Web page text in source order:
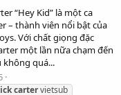
“Hey Kid” là một ca
– thành viên nổi bật của
Với chất giọng đặc
một lần nữa chạm đến
quá...
cartervietsub